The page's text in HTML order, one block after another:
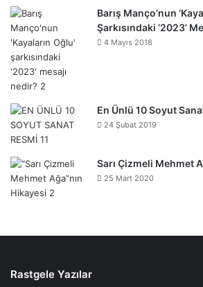
Barış Manço’nun
Şarkısındaki ‘2023’
4 Mayıs 2018
En Ünlü 10 Soyut
24 Şubat 2019
Sarı Çizmeli Mehmet
25 Mart 2020
Rastgele Yazılar